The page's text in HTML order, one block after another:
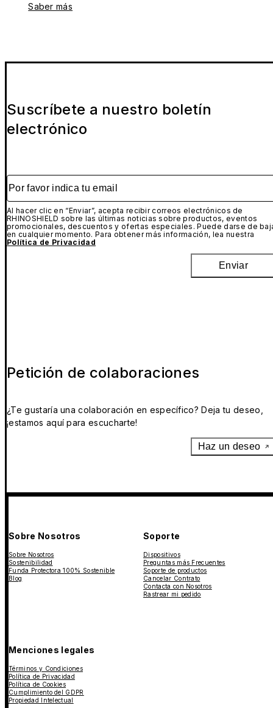
Saber más
Suscríbete a nuestro boletín
electrónico
Por favor indica tu email
Al hacer clic en “Enviar”, acepta recibir correos electrónicos de
RHINOSHIELD sobre las últimas noticias sobre productos, eventos
promocionales, descuentos y ofertas especiales. Puede darse de
en cualquier momento. Para obtener más información, lea nuestra
Política de Privacidad
Enviar
Petición de colaboraciones
¿Te gustaría una colaboración en específico? Deja tu deseo,
¡estamos aquí para escucharte!
Haz un deseo
Sobre Nosotros
Sobre Nosotros
Sostenibilidad
Funda Protectora 100% Sostenible
Blog
Soporte
Dispositivos
Preguntas más Frecuentes
Soporte de productos
Cancelar Contrato
Contacta con Nosotros
Rastrear mi pedido
Menciones legales
Términos y Condiciones
Política de Privacidad
Política de Cookies
Cumplimiento del GDPR
Propiedad Intelectual